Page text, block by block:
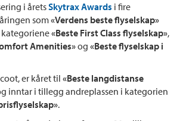
i åretsSkytrax Awards i fire
som«Verdens beste flyselskap»
«Beste First Class flyselskap»,
Amenities»og «Beste flyselskap i
er kåret til «Beste langdistanse
inntar i tillegg andreplassen i kategorien
.